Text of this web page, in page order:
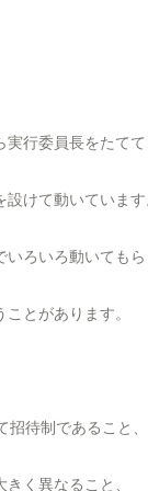
行委員長をたてて
けて動いています
ろいろ動いてもら
とがあります。
待制であること、
く異なること、